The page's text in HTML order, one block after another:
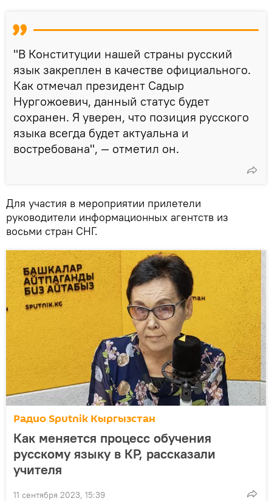
"В Конституции нашей страны русский
язык закреплен в качестве официального.
Как отмечал президент Садыр
Нургожоевич, данный статус будет
сохранен. Я уверен, что позиция русского
языка всегда будет актуальна и
востребована", — отметил он.
Для участия в мероприятии прилетели
руководители информационных агентств из
восьми стран СНГ.
Радио Sputnik Кыргызстан
Как меняется процесс обучения
русскому языку в КР, рассказали
учителя
11 сентября 2023, 15:39